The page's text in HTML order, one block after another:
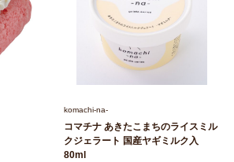
komachi‐na‐
コマチナ あきたこまちのライスミル
クジェラート 国産ヤギミルク入
80ml